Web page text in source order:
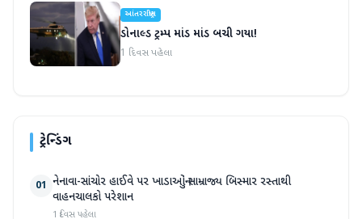
આંતરરાષ્ટ્રીય
ડોનાલ્ડ ટ્રમ્પ માંડ માંડ બચી ગયા!
1 દિવસ પહેલા
ટ્રેન્ડિંગ
01 નેનાવા-સાંચોર હાઈવે પર ખાડાઓનું સામ્રાજ્ય બિસ્માર રસ્તાથી
વાહનચાલકો પરેશાન
1 દિવસ પહેલા